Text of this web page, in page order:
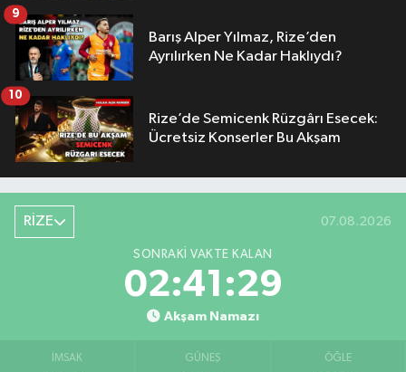
Barış Alper Yılmaz, Rize’den
Ayrılırken Ne Kadar Haklıydı?
9
Rize’de Semicenk Rüzgârı Esecek:
Ücretsiz Konserler Bu Akşam
10
RİZE 07.08.2026
SONRAKI VAKTE KALAN
02:41:28
Akşam Namazı
İMSAK GÜNEŞ ÖĞLE